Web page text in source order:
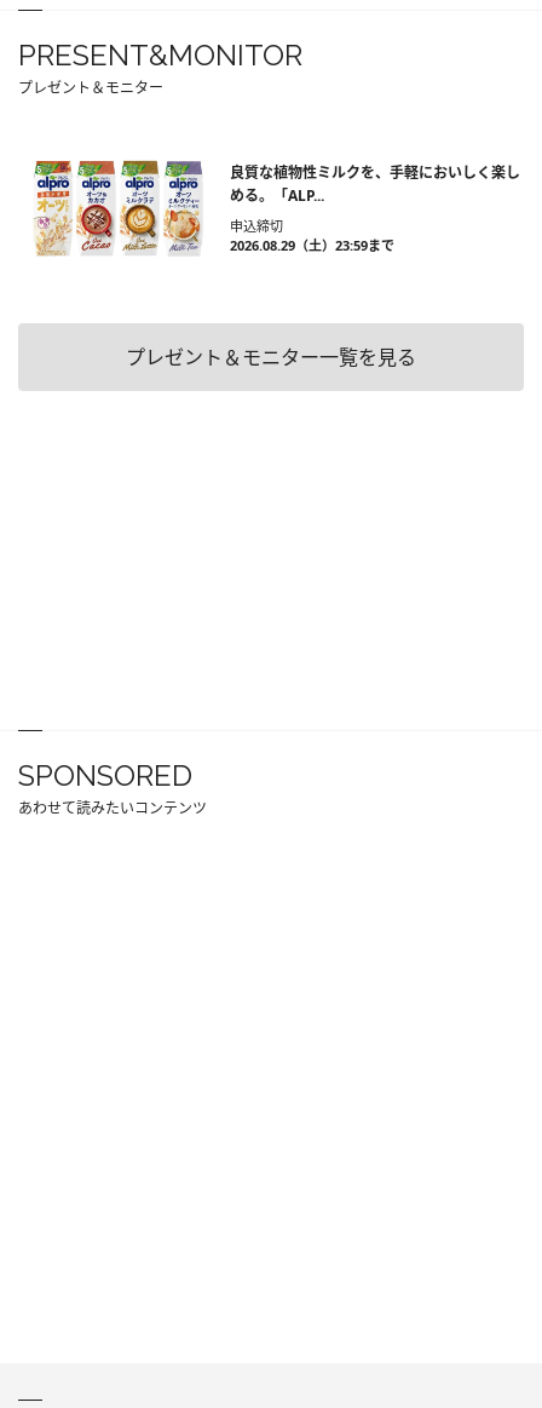
PRESENT&MONITOR
プレゼント＆モニター
良質な植物性ミルクを、手軽においしく楽し
める。「ALP...
申込締切
2026.08.29（土）23:59まで
プレゼント＆モニター一覧を見る
SPONSORED
あわせて読みたいコンテンツ